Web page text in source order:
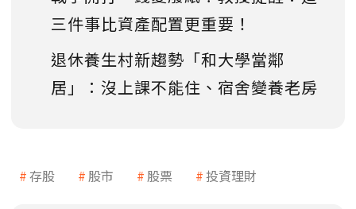
三件事比資產配置更重要！
退休養生村新趨勢「和大學當鄰
居」：沒上課不能住、宿舍變養老房
存股 股市 股票 投資理財